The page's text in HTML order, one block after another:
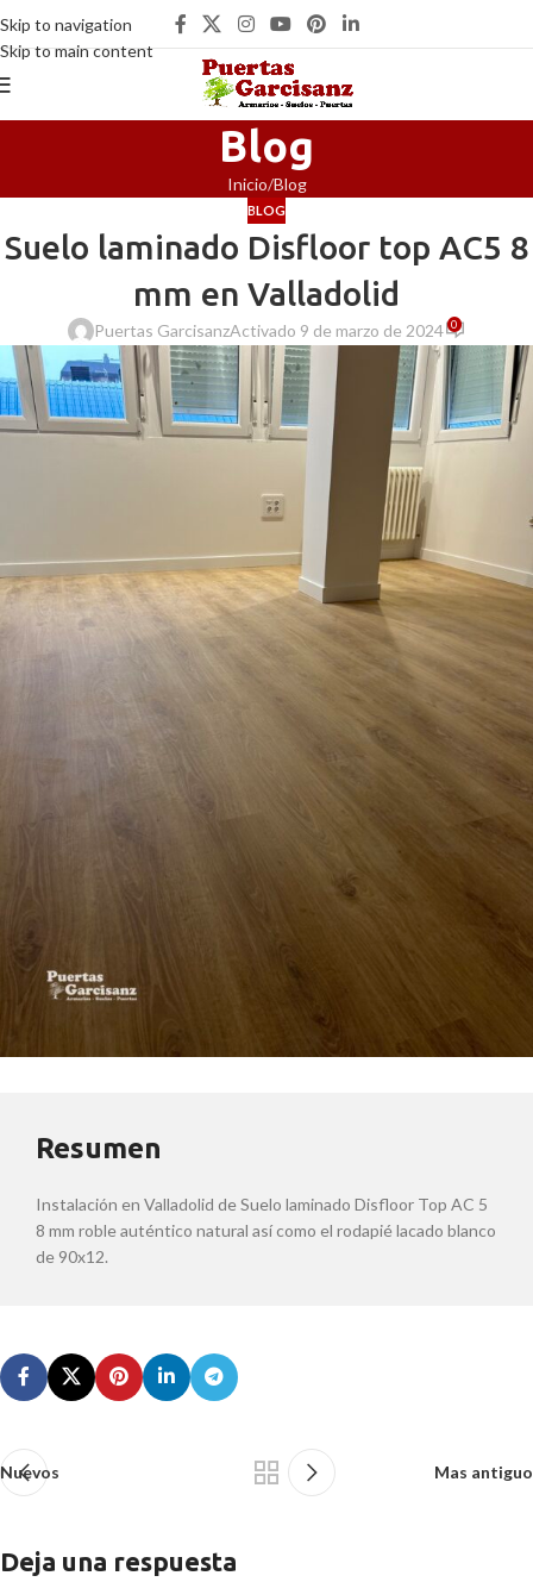
Skip to navigation
Skip to main content
Blog
Inicio Blog
BLOG
Suelo laminado Disfloor top AC5 8
mm en Valladolid
Puertas GarcisanzActivado 9 de marzo de 2024 0
Resumen
Instalación en Valladolid de Suelo laminado Disfloor Top AC 5
8 mm roble auténtico natural así como el rodapié lacado blanco
de 90x12.
Nuevos Mas antiguo
Deja una respuesta